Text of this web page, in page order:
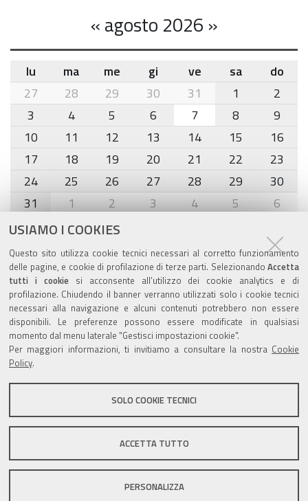
USIAMO I COOKIES
Questo sito utilizza cookie tecnici necessari al corretto funzionamento
delle pagine, e cookie di profilazione di terze parti. Selezionando Accetta
tutti i cookiesi acconsente all’utilizzo dei cookie analytics e di
profilazione. Chiudendo il banner verranno utilizzati solo i cookie tecnici
necessari alla navigazione e alcuni contenuti potrebbero non essere
disponibili. Le preferenze possono essere modificate in qualsiasi
momento dal menu laterale "Gestisci impostazioni cookie".
Per maggiori informazioni, ti invitiamo a consultare la nostra Cookie
Policy.
SOLO COOKIE TECNICI
ACCETTA TUTTO
PERSONALIZZA
«agosto 2026 »
month-
8
lu ma me gi ve sa
do
27
28 29 30 31 1
2
3
4 5 6 7 8
9
10
11 12 13 14 15
16
17
18 19 20 21 22
23
24
25 26 27 28 29
30
31
1 2 3 4 5 6
Agenda eventi
torna alla sezione
Valuta questo sito
Sito istituzionale Comune di Zola Predosa
DPO|Accessibilità